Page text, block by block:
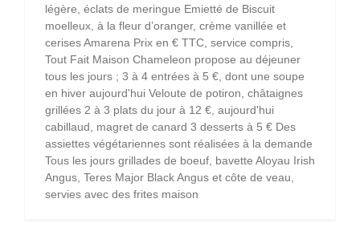
légère, éclats de meringue Emietté de Biscuit
moelleux, à la fleur d’oranger, crème vanillée et
cerises Amarena Prix en € TTC, service compris,
Tout Fait Maison Chameleon propose au déjeuner
tous les jours ; 3 à 4 entrées à 5 €, dont une soupe
en hiver aujourd'hui Veloute de potiron, châtaignes
grillées 2 à 3 plats du jour à 12 €, aujourd'hui
cabillaud, magret de canard 3 desserts à 5 € Des
assiettes végétariennes sont réalisées à la demande
Tous les jours grillades de boeuf, bavette Aloyau Irish
Angus, Teres Major Black Angus et côte de veau,
servies avec des frites maison